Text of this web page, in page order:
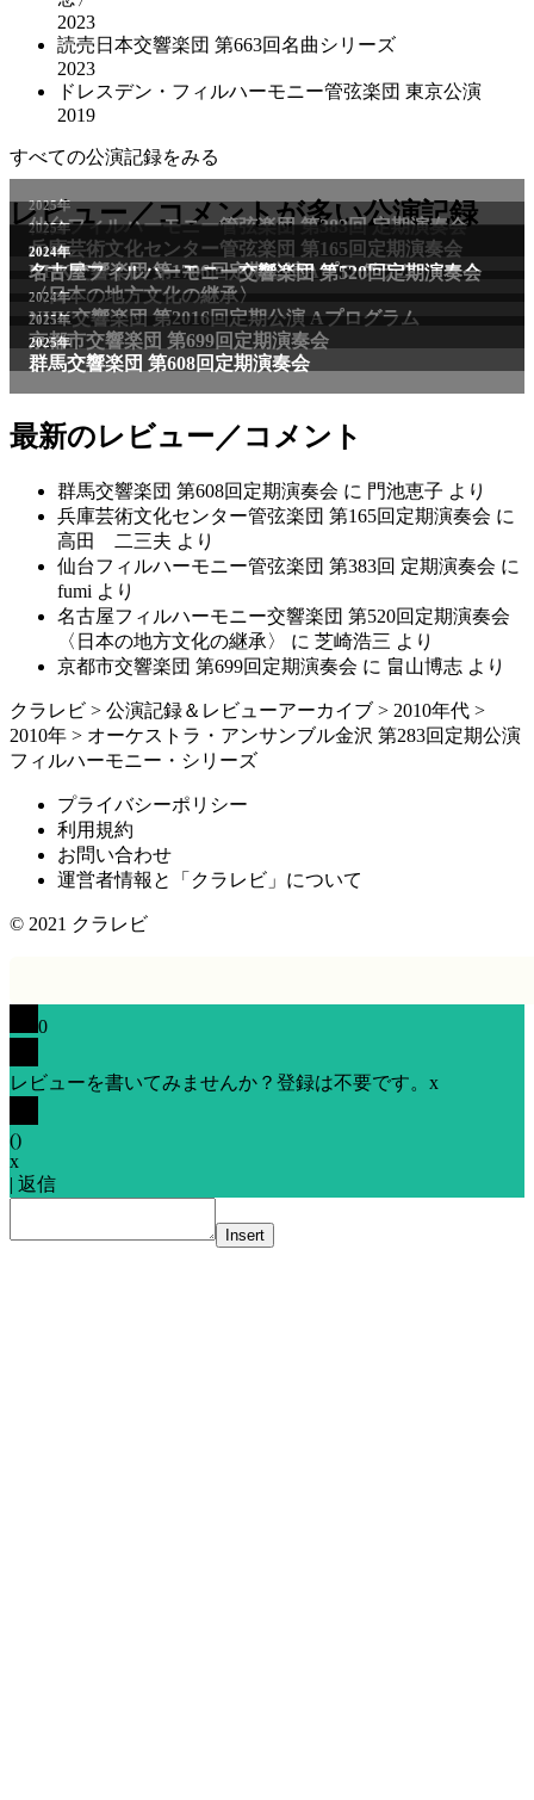
2023
読売日本交響楽団 第663回名曲シリーズ
2023
ドレスデン・フィルハーモニー管弦楽団 東京公演
2019
すべての公演記録をみる
レビュー／コメントが多い公演記録
最新のレビュー／コメント
群馬交響楽団 第608回定期演奏会 に 門池恵子 より
兵庫芸術文化センター管弦楽団 第165回定期演奏会 に
高田 二三夫 より
仙台フィルハーモニー管弦楽団 第383回 定期演奏会 に
fumi より
名古屋フィルハーモニー交響楽団 第520回定期演奏会
〈日本の地方文化の継承〉
に 芝崎浩三 より
京都市交響楽団 第699回定期演奏会 に 畠山博志 より
クラレビ > 公演記録＆レビューアーカイブ > 2010年代 >
2010年 > オーケストラ・アンサンブル金沢 第283回定期公演
フィルハーモニー・シリーズ
プライバシーポリシー
利用規約
お問い合わせ
運営者情報と「クラレビ」について
© 2021 クラレビ
0
レビューを書いてみませんか？登録は不要です。 x
()
x
| 返信
Insert